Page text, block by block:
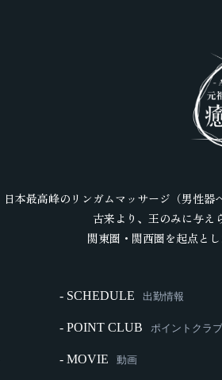
日本最高峰のリンガムマッサージ（男性器
古来より、王のみに与え
関東圏・関西圏を起点と
- SCHEDULE 出勤情報
- POINT CLUB ポイントクラブ
- MOVIE 動画